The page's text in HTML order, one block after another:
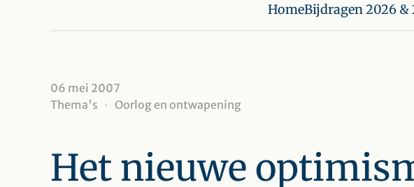
HomeBijdragen 2026 &
06 mei 2007
Thema's
Oorlog en ontwapening
Het nieuwe